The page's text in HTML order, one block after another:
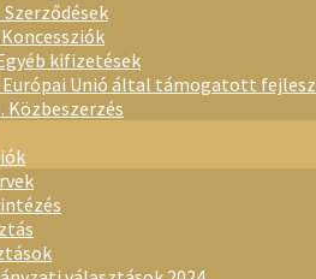
Szerződések
Koncessziók
kifizetések
Európai Unió által támogatott
Közbeszerzés